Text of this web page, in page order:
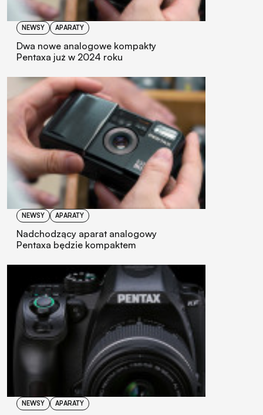
NEWSY APARATY
Dwa nowe analogowe kompakty
Pentaxa już w 2024 roku
NEWSY APARATY
Nadchodzący aparat analogowy
Pentaxa będzie kompaktem
NEWSY APARATY